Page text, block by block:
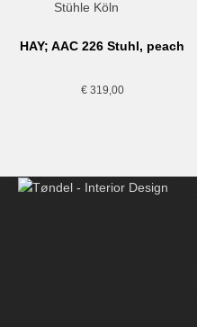
HAY; AAC 226 Stuhl, peach
€319,00